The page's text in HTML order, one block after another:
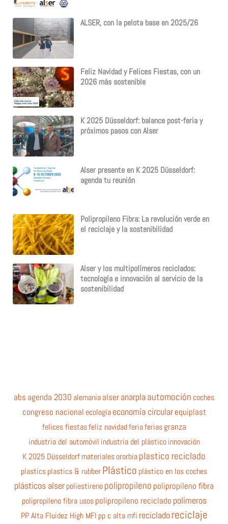
ALSER, con la pelota base en 2025/26
Feliz Navidad y Felices Fiestas, con un
2026 más sostenible
K 2025 Düsseldorf: balance post-feria y
próximos pasos con Alser
Alser presente en K 2025 Düsseldorf:
agenda tu reunión
Polipropileno Fibra: La revolución verde en
el reciclaje y la sostenibilidad
Alser y los multipolímeros reciclados:
tecnología e innovación al servicio de la
sostenibilidad
abs agenda 2030 alemaniaalseranarpla automoción coches
congreso nacional ecología economía circular equiplast
felices fiestasfeliz navidadferiaferias granza
industria del automóvil industria del plástico innovación
K 2025 Düsseldorfmaterialesororbiaplastico reciclado
plasticsplastics & rubberPlástico plástico en los coches
plásticos alserpoliestirenopolipropileno polipropileno fibra
polipropileno fibra usos polipropileno reciclado polímeros
PP Alta Fluidez High MFI pp c alta mfi reciclado reciclaje